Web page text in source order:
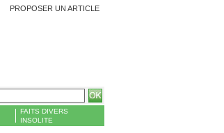
PROPOSER UN ARTICLE
FAITS DIVERS
INSOLITE